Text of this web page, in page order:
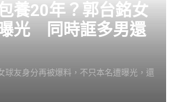
養20年？郭台銘女
光 同時誆多男還
球友身分再被爆料，不只本名遭曝光，還